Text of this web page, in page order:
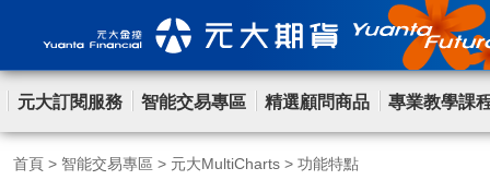
元大訂閱服務 智能交易專區 精選顧問商品 專業教學課
首頁 > 智能交易專區 > 元大MultiCharts > 功能特點